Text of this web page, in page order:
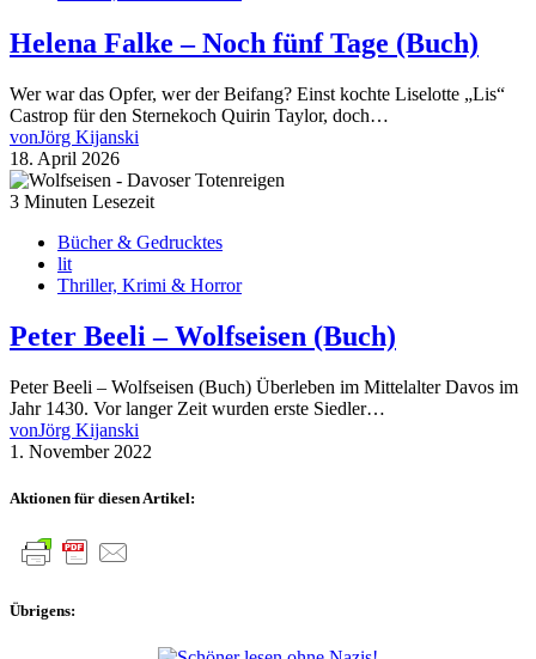
Helena Falke – Noch fünf Tage (Buch)
Wer war das Opfer, wer der Beifang? Einst kochte Liselotte „Lis“
Castrop für den Sternekoch Quirin Taylor, doch…
vonJörg Kijanski
18. April 2026
3 Minuten Lesezeit
Bücher & Gedrucktes
lit
Thriller, Krimi & Horror
Peter Beeli – Wolfseisen (Buch)
Peter Beeli – Wolfseisen (Buch) Überleben im Mittelalter Davos im
Jahr 1430. Vor langer Zeit wurden erste Siedler…
vonJörg Kijanski
1. November 2022
Aktionen für diesen Artikel:
Übrigens: